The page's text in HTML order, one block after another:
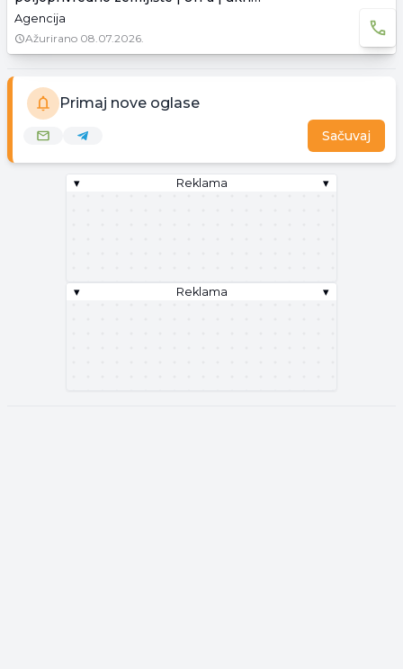
Agencija
Ažurirano 08.07.2026.
Primaj nove oglase
Sačuvaj
▾ Reklama ▾
▾ Reklama ▾